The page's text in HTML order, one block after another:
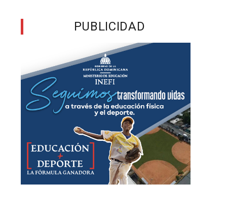
PUBLICIDAD